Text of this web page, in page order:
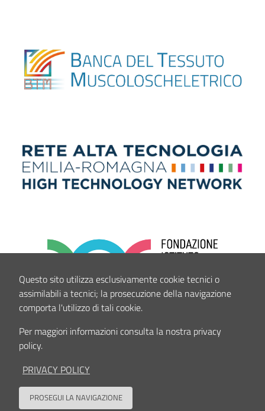
Questo sito utilizza esclusivamente cookie tecnici o
assimilabili a tecnici; la prosecuzione della navigazione
comporta l'utilizzo di tali cookie.
Per maggiori informazioni consulta la nostra privacy
policy.
PRIVACY POLICY
PROSEGUI LA NAVIGAZIONE